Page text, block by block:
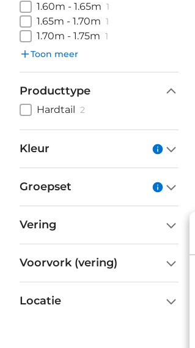
1.60m - 1.65m 1
1.65m - 1.70m 1
1.70m - 1.75m 1
Toon meer
Producttype
Hardtail 2
Kleur
Groepset
Vering
Voorvork (vering)
Locatie